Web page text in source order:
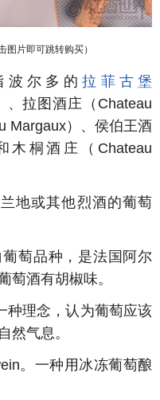
片即可跳转购买）
波尔多的拉菲古堡
、拉图酒庄（Chateau
Margaux）、侯伯王酒
木桐酒庄（Chateau
地或其他烈酒的葡萄
葡萄品种，是法国阿尔
萄酒有胡椒味。
种理念，认为葡萄应该
然气息。
。一种用冰冻葡萄酿